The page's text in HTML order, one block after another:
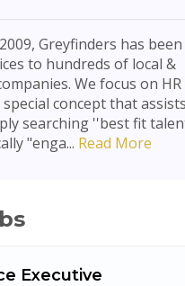
Greyfinders has been
to hundreds of local &
We focus on HR
concept that assists
searching ''best fit
"enga... Read More
Executive